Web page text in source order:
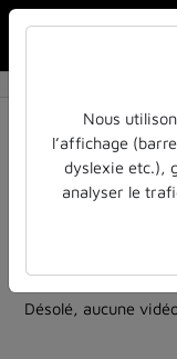
Résultats
Filtres actifs
cours-formations
la-philo-en-petits-
0 vidéo trouvée
Désolé, aucune
Nous
l’affichage
dyslexie etc.),
analyser le